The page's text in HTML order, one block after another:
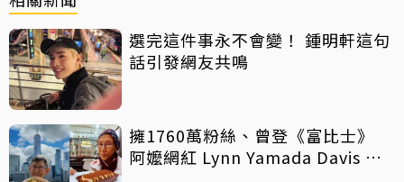
選完這件事永不會變！ 鍾明軒這句
話引發網友共鳴
擁1760萬粉絲、曾登《富比士》
阿嬤網紅 Lynn Yamada Davis 驚